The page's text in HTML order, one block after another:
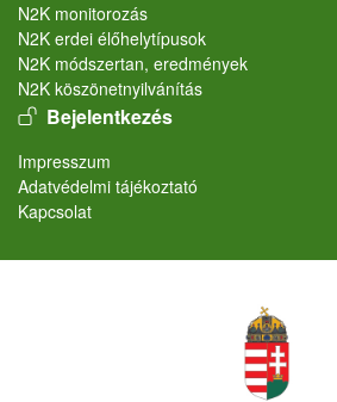
N2K monitorozás
N2K erdei élőhelytípusok
N2K módszertan, eredmények
N2K köszönetnyilvánítás
User account menu
Bejelentkezés
Lábléc
Impresszum
Adatvédelmi tájékoztató
Kapcsolat